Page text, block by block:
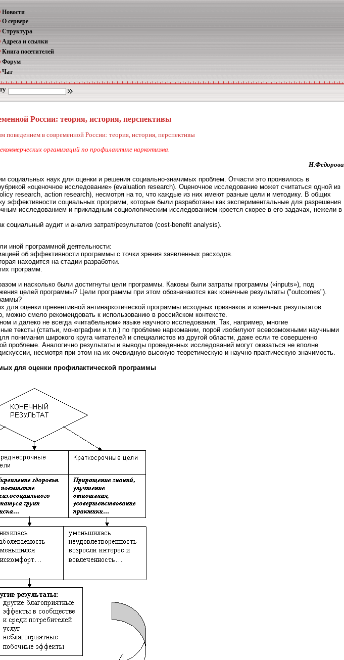
Новости
О сервере
Структура
Адреса и ссылки
Книга посетителей
Форум
Чат
России: теория, история, перспективы
поведением в современной России: теория, история, перспективы
организаций по профилактике наркотизма.
Н.Федорова
социальных наук для оценки и решения социально-значимых проблем. Отчасти это проявилось в
«оценочное исследование» (evaluation research). Оценочное исследование может считаться одной из
research, action research), несмотря на то, что каждые из них имеют разные цели и методику. В общих
социальных программ, которые были разработаны как экспериментальные для разрешения
исследованием и прикладным социологическим исследованием кроется скорее в его задачах, нежели в
аудит и анализ затрат/результатов (cost-benefit analysis).
иной программной деятельности:
об эффективности программы с точки зрения заявленных расходов.
находится на стадии разработки.
программ.
и насколько были достигнуты цели программы. Каковы были затраты программы («inputs»), под
целей программы? Цели программы при этом обозначаются как конечные результаты ("outcomes").
оценки превентивной антинаркотической программы исходных признаков и конечных результатов
смело рекомендовать к использованию в российском контексте.
и далеко не всегда «читабельном» языке научного исследования. Так, например, многие
тексты (статьи, монографии и.т.п.) по проблеме наркомании, порой изобилуют всевозможными научными
понимания широкого круга читателей и специалистов из другой области, даже если те совершенно
проблеме. Аналогично результаты и выводы проведенных исследований могут оказаться не вполне
несмотря при этом на их очевидную высокую теоретическую и научно-практическую значимость.
для оценки профилактической программы